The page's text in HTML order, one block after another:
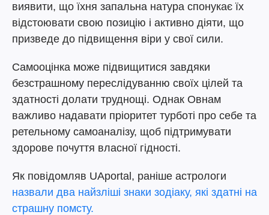
виявити, що їхня запальна натура спонукає їх
відстоювати свою позицію і активно діяти, що
призведе до підвищення віри у свої сили.
Самооцінка може підвищитися завдяки
безстрашному переслідуванню своїх цілей та
здатності долати труднощі. Однак Овнам
важливо надавати пріоритет турботі про себе та
ретельному самоаналізу, щоб підтримувати
здорове почуття власної гідності.
Як повідомляв UAportal, раніше астрологи
назвали два найзліші знаки зодіаку, які здатні на
страшну помсту.